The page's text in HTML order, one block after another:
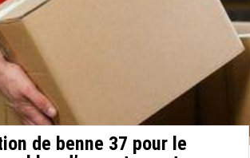
de benne 37 pour le